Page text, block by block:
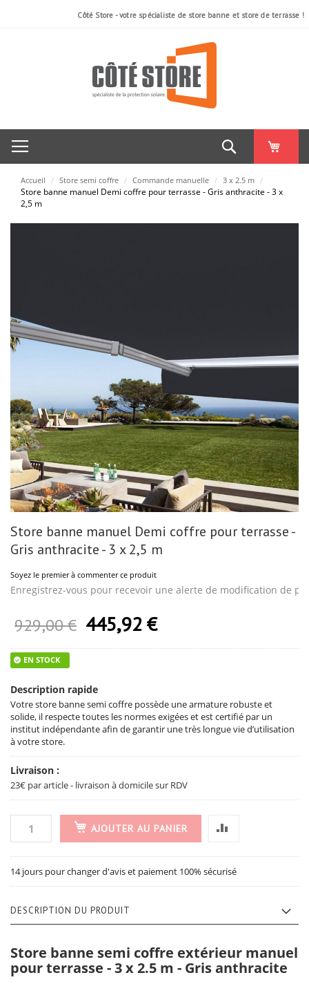
Côté Store - votre spécialiste de store banne et store de terrasse !
Rechercher
Accueil / Store semi coffre / Commande manuelle / 3 x 2.5 m /
Store banne manuel Demi coffre pour terrasse - Gris anthracite - 3 x
2,5 m
Store banne manuel Demi coffre pour terrasse -
Gris anthracite - 3 x 2,5 m
Soyez le premier à commenter ce produit
Enregistrez-vous pour recevoir une alerte de modification de
929,00 € Prix Spécial
445,92 €
EN STOCK
Description rapide
Votre store banne semi coffre possède une armature robuste et
solide, il respecte toutes les normes exigées et est certifié par un
institut indépendante afin de garantir une très longue vie d’utilisation
à votre store.
Livraison :
23€ par article - livraison à domicile sur RDV
AJOUTER AU PANIER
14 jours pour changer d'avis et paiement 100% sécurisé
to
beginning
the
images
gallery
DESCRIPTION DU PRODUIT
Store banne semi coffre extérieur manuel
pour terrasse - 3 x 2.5 m - Gris anthracite